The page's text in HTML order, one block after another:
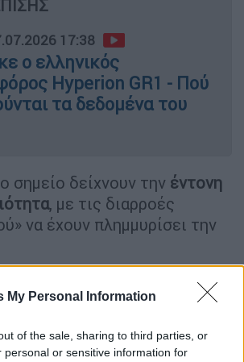
My Personal Information
of the sale, sharing to third parties, or
personal or sensitive information for
17:38
ο ελληνικός
Hyperion GR1 - Πού
τα δεδομένα του
σημείο δείχνουν την έντονη
, με τις διαρροές
να έχουν πλημμυρίσει την